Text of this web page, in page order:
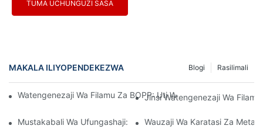
TUMA UCHUNGUZI SASA
MAKALA ILIYOPENDEKEZWA Rasilimali
Blogi
Watengenezaji Wa Filamu Za BOPP: Uti Wa Mgongo Wa
Jinsi Watengenezaji Wa
Mustakabali Wa Ufungashaji: Maarifa Kutoka Kwa
Wauzaji Wa Karatasi Za